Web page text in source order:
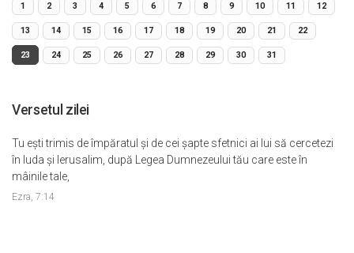
1 2 3 4 5 6 7 8 9 10 11 12
13 14 15 16 17 18 19 20 21 22
23 24 25 26 27 28 29 30 31
Versetul zilei
Tu eşti trimis de împăratul şi de cei şapte sfetnici ai lui să cercetezi
în Iuda şi Ierusalim, după Legea Dumnezeului tău care este în
mâinile tale,
Ezra, 7:14